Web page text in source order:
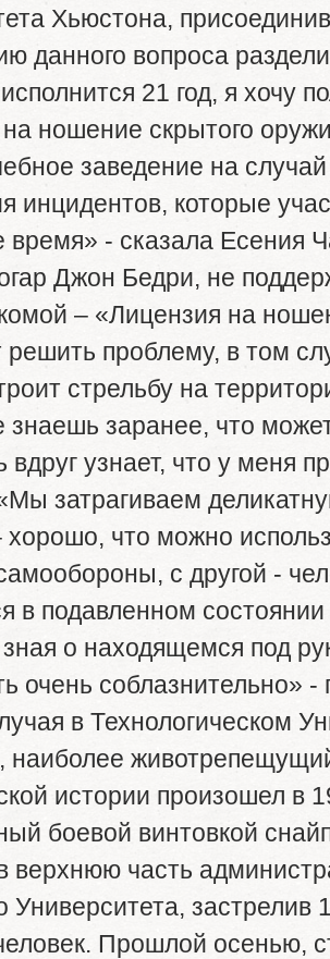
Хьюстона,
данного вопроса
21 год, я хочу
ношение скрытого
заведение на
инцидентов, которые
время» - сказала Есения
Джон Бедри, не
– «Лицензия на
проблему, в том
стрельбу на
знаешь заранее, что
вдруг узнает, что у меня
затрагиваем
что можно
с другой -
в подавленном
зная о находящемся под
очень соблазнительно» -
в Технологическом
наиболее
истории произошел в
боевой винтовкой
верхнюю часть
Университета, застрелив
Прошлой осенью,